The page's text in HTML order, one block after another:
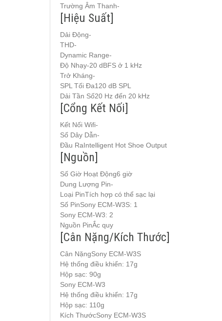
Trường Âm Thanh-
[Hiệu Suất]
Dải Động-
THD-
Dynamic Range-
Độ Nhạy-20 dBFS ở 1 kHz
Trở Kháng-
SPL Tối Đa120 dB SPL
Dải Tần Số20 Hz đến 20 kHz
[Cổng Kết Nối]
Kết Nối Wifi-
Số Dây Dẫn-
Đầu RaIntelligent Hot Shoe Output
[Nguồn]
Số Giờ Hoạt Động6 giờ
Dung Lượng Pin-
Loại PinTích hợp có thể sạc lại
Số PinSony ECM-W3S: 1
Sony ECM-W3: 2
Nguồn PinẮc quy
[Cân Nặng/Kích Thước]
Cân NặngSony ECM-W3S
Hệ thống điều khiển: 17g
Hộp sạc: 90g
Sony ECM-W3
Hệ thống điều khiển: 17g
Hộp sạc: 110g
Kích ThướcSony ECM-W3S